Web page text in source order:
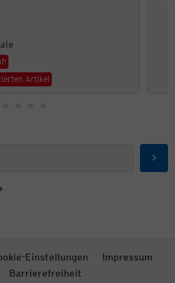
Artikel
Einstellungen
Impressum
Barrierefreiheit